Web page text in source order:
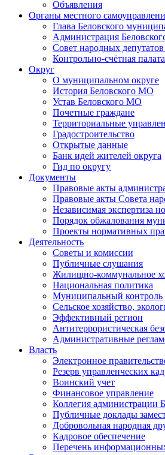
Объявления
Органы местного
Глава Беловского
Администрация
Совет народных
Контрольно-счётная
Округ
О муниципальном округе
История Беловского МО
Устав Беловского МО
Почетные граждане
Территориальные
Градостроительство
Открытые данные
Банк идей жителей округа
Гид по округу
Документы
Правовые акты
Правовые акты Совета
Независимая экспертиза
Порядок обжалования
Проекты нормативных
Деятельность
Советы и комиссии
Публичные слушания
Жилищно-коммунальное
Национальная политика
Муниципальный контроль
Сельское хозяйство,
Эффективный регион
Антитеррористическая
Административные
Власть
Электронное
Резерв управленческих
Воинский учет
Финансовое управление
Коллегия администрации
Публичные доклады
Добровольная народная
Кадровое обеспечение
Перечень информационных